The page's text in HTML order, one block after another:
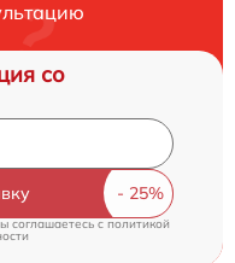
со
соглашаетесь cполитикой